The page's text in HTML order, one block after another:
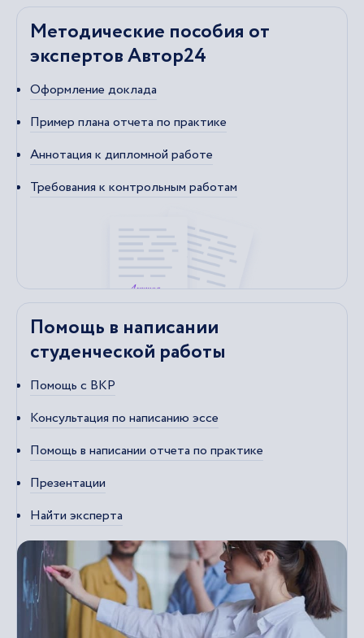
Методические пособия от
экспертов Автор24
Оформление доклада
Пример плана отчета по практике
Аннотация к дипломной работе
Требования к контрольным работам
Помощь в написании
студенческой работы
Помощь с ВКР
Консультация по написанию эссе
Помощь в написании отчета по практике
Презентации
Найти эксперта